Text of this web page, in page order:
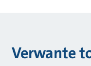
Verwante